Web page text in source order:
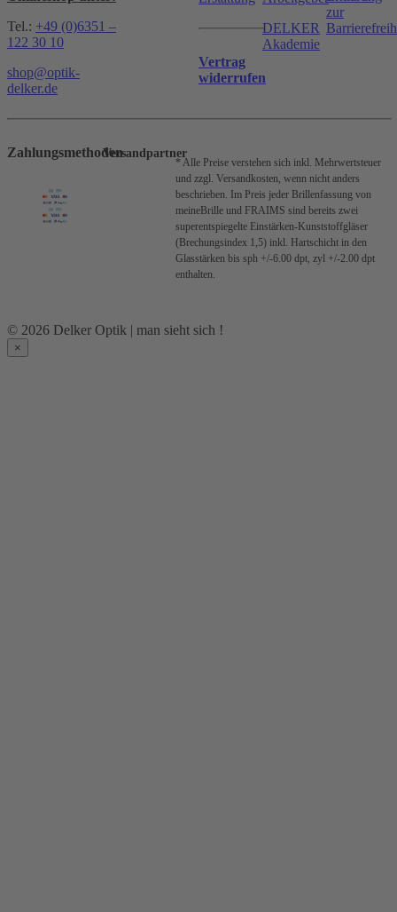
Tel.: +49 (0)6351 –
122 30 10
shop@optik-
delker.de
Vertrag
widerrufen
DELKER
Akademie
zur
ZahlungsmethodenVersandpartner
* Alle Preise verstehen sich inkl. Mehrwertsteuer
und zzgl. Versandkosten, wenn nicht anders
beschrieben. Im Preis jeder Brillenfassung von
meineBrille und FRAIMS sind bereits zwei
superentspiegelte Einstärken-Kunststoffgläser
(Brechungsindex 1,5) inkl. Hartschicht in den
Glasstärken bis sph +/-6.00 dpt, zyl +/-2.00 dpt
enthalten.
© 2026 Delker Optik | man sieht sich !
×